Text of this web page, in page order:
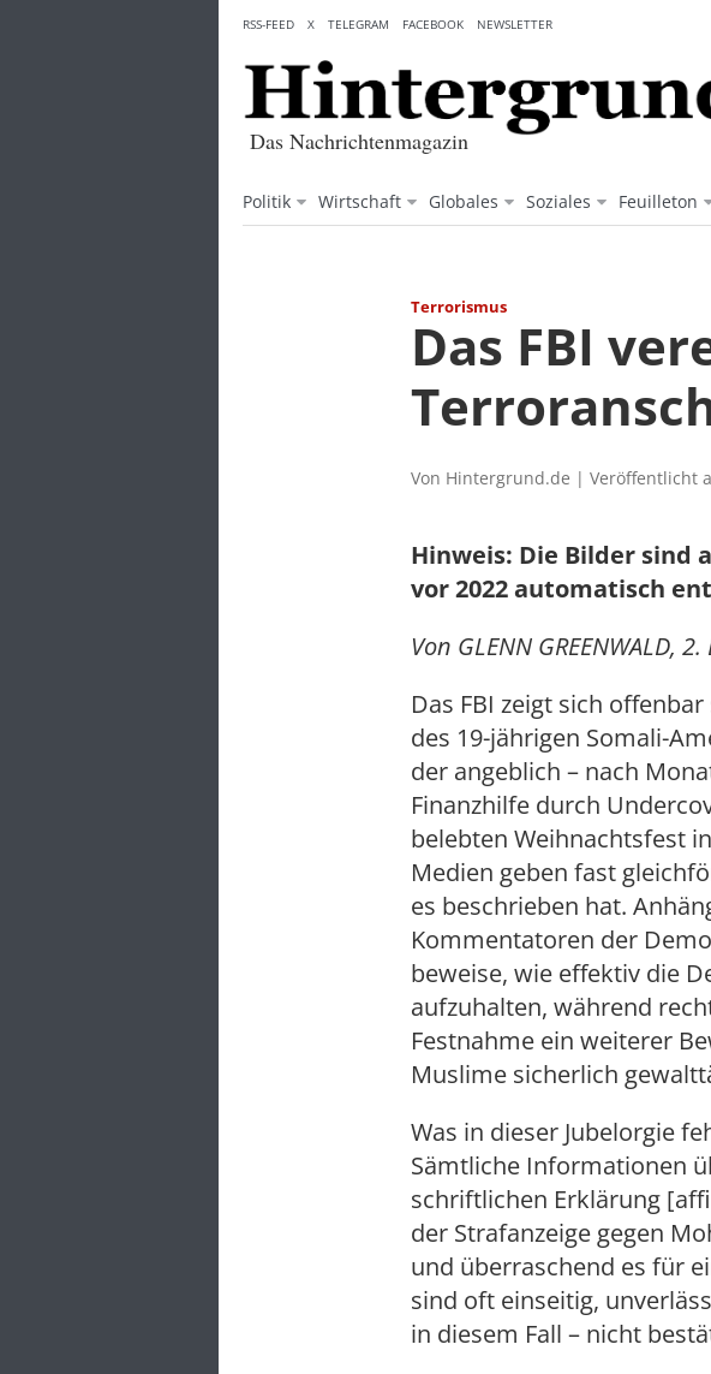
content
Das Nachrichtenmagazin
Politik Wirtschaft Globales Soziales Feuilleton
RSS-FEED X TELEGRAM FACEBOOK NEWSLETTER
Terrorismus
Das FBI
Von Hintergrund.de | Veröffentlicht
Hinweis: Die Bilder sind
vor 2022 automatisch
Von GLENN GREENWALD,
Das FBI zeigt sich
des 19-jährigen Somali-
der angeblich – nach
Finanzhilfe durch
belebten Weihnachtsfest
Medien geben fast
es beschrieben hat.
Kommentatoren der
beweise, wie effektiv die
aufzuhalten, während
Festnahme ein weiterer
Muslime sicherlich
Was in dieser Jubelorgie
Sämtliche Informationen
schriftlichen Erklärung
der Strafanzeige gegen
und überraschend es für
sind oft einseitig,
in diesem Fall – nicht